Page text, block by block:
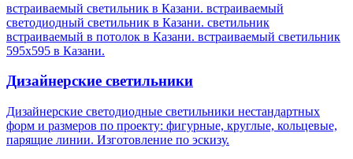
встраиваемый светильник в Казани. встраиваемый
светодиодный светильник в Казани. светильник
встраиваемый в потолок в Казани. встраиваемый светильник
595х595 в Казани.
Дизайнерские светильники
Дизайнерские светодиодные светильники нестандартных
форм и размеров по проекту: фигурные, круглые, кольцевые,
парящие линии. Изготовление по эскизу.